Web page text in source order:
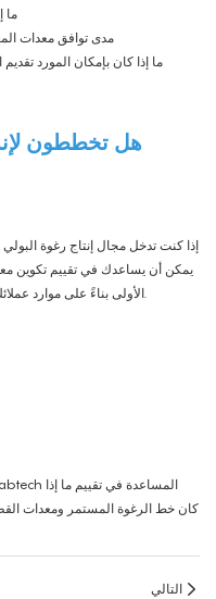
ما
مدى توافق معدات
ما إذا كان بإمكان المورد
هل تخططون
إذا كنت تدخل مجال إنتاج رغوة
الأولى بناءً على موارد عملائك وظروف المصنع واتجاه المنتج وخطة الاستثمار.
كان خط الرغوة المستمر ومعدات
التالي